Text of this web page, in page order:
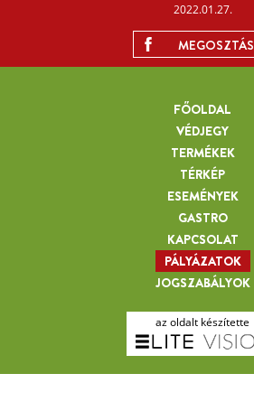
2022.01.27.
MEGOSZTÁS
FŐOLDAL
VÉDJEGY
TERMÉKEK
TÉRKÉP
ESEMÉNYEK
GASTRO
KAPCSOLAT
PÁLYÁZATOK
JOGSZABÁLYOK
az oldalt készítette